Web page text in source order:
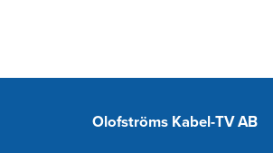
Olofströms Kabel-TV AB